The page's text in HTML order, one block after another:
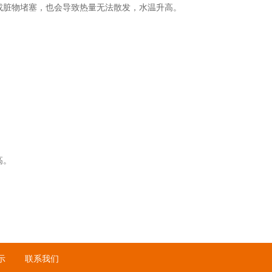
物堵塞，也会导致热量无法散发，水温升高。
联系我们